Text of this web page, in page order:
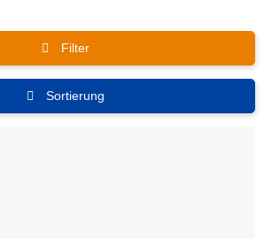
Filter
Sortierung